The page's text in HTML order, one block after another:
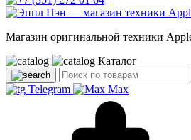
Магазин оригинальной техники
Каталог
Telegram Max